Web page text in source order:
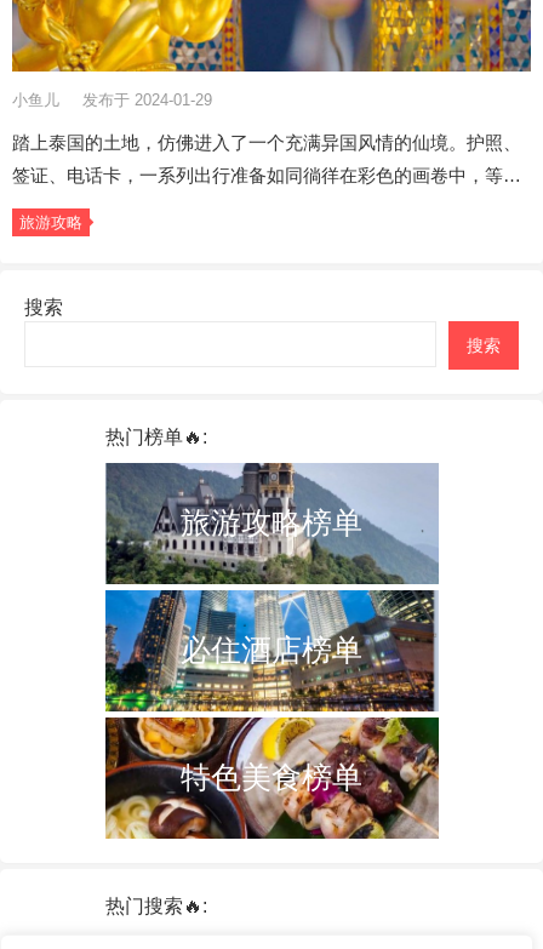
小鱼儿 发布于 2024-01-29
踏上泰国的土地，仿佛进入了一个充满异国风情的仙境。护照、
签证、电话卡，一系列出行准备如同徜徉在彩色的画卷中，等…
旅游攻略
搜索
搜索
热门榜单🔥:
旅游攻略榜单
必住酒店榜单
特色美食榜单
热门搜索🔥: